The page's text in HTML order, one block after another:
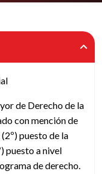
de Derecho de la
con mención de
puesto de la
puesto a nivel
de derecho.